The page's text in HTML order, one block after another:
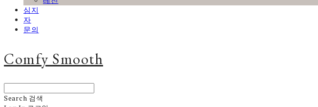
심지
자
문의
Comfy Smooth
Search 검색